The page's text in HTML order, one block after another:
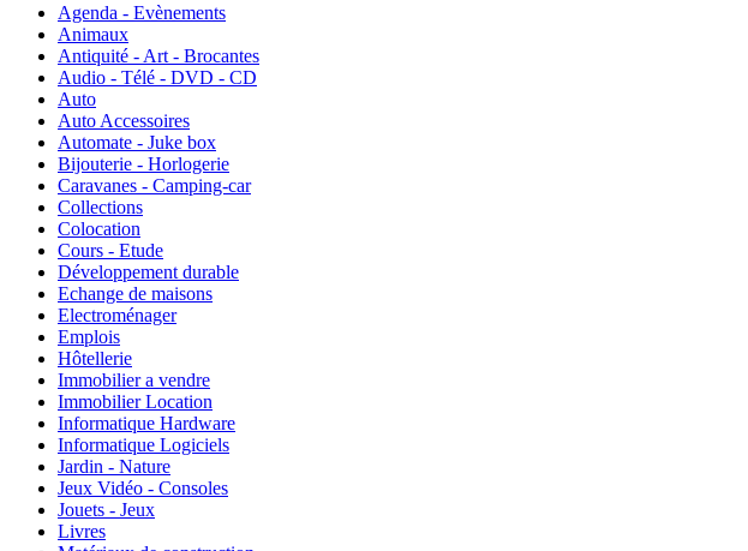
Agenda - Evènements
Animaux
Antiquité - Art - Brocantes
Audio - Télé - DVD - CD
Auto
Auto Accessoires
Automate - Juke box
Bijouterie - Horlogerie
Caravanes - Camping-car
Collections
Colocation
Cours - Etude
Développement durable
Echange de maisons
Electroménager
Emplois
Hôtellerie
Immobilier a vendre
Immobilier Location
Informatique Hardware
Informatique Logiciels
Jardin - Nature
Jeux Vidéo - Consoles
Jouets - Jeux
Livres